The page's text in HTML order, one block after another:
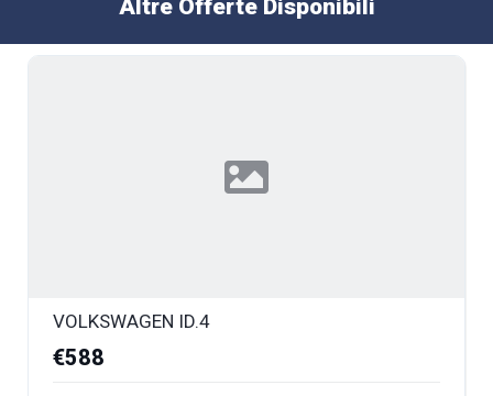
Altre Offerte Disponibili
VOLKSWAGEN ID.4
€588